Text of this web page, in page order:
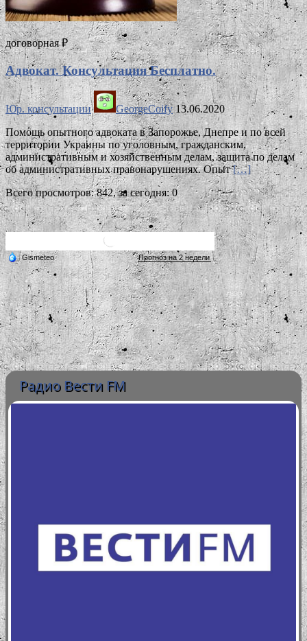
договорная ₽
Адвокат. Консультация Бесплатно.
Юр. консультации GeorgeCoify 13.06.2020
Помощь опытного адвоката в Запорожье, Днепре и по всей
территории Украины по уголовным, гражданским,
административным и хозяйственным делам, защита по делам
об административных правонарушениях. Опыт[…]
Всего просмотров: 842, за сегодня: 0
Радио Вести FM